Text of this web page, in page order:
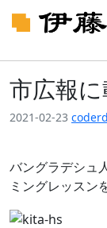
市広報
2021-02-23
バングラデシュ
ミングレッスン